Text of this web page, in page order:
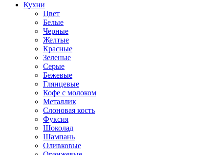
Кухни
Цвет
Белые
Черные
Желтые
Красные
Зеленые
Серые
Бежевые
Глянцевые
Кофе с молоком
Металлик
Слоновая кость
Фуксия
Шоколад
Шампань
Оливковые